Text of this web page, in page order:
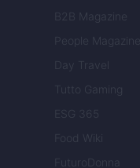
B2B Magazine
People Magazine
Day Travel
Tutto Gaming
ESG 365
Food Wiki
FuturoDonna